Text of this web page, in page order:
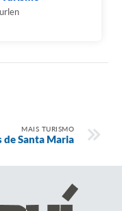
MAIS TURISMO
de Santa Maria